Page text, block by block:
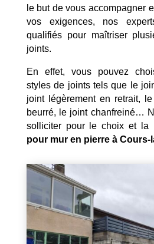
le but de vous accompagner
vos exigences, nos
qualifiés pour maîtriser
joints.
En effet, vous pouvez
styles de joints tels que le
joint légèrement en retrait,
beurré, le joint chanfreiné…
solliciter pour le choix et la
pour mur en pierre à Cours-